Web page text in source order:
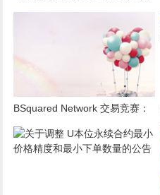
BSquared Network 交易竞赛：
交易 BSquared Network (B2) ，
分享20万美元等值奖励